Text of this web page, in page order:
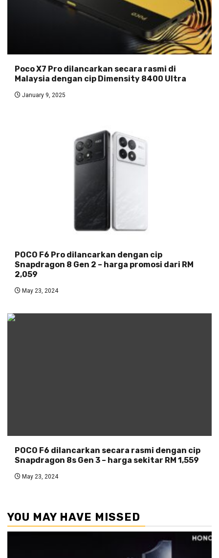
Poco X7 Pro dilancarkan secara rasmi di
Malaysia dengan cip Dimensity 8400 Ultra
January 9, 2025
POCO F6 Pro dilancarkan dengan cip
Snapdragon 8 Gen 2 – harga promosi dari RM
2,059
May 23, 2024
POCO F6 dilancarkan secara rasmi dengan cip
Snapdragon 8s Gen 3 – harga sekitar RM 1,559
May 23, 2024
YOU MAY HAVE MISSED